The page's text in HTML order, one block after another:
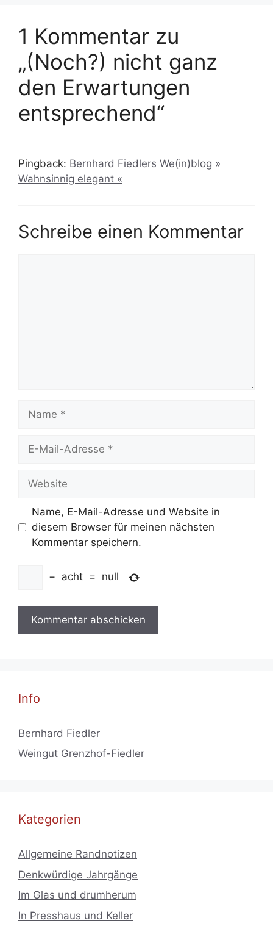
1 Kommentar zu
„(Noch?) nicht ganz
den Erwartungen
entsprechend“
Pingback: Bernhard Fiedlers We(in)blog »
Wahnsinnig elegant «
Schreibe einen Kommentar
Mail-
Name, E-Mail-Adresse und Website in
diesem Browser für meinen nächsten
Kommentar speichern.
− acht = null
Info
Bernhard Fiedler
Weingut Grenzhof-Fiedler
Kategorien
Allgemeine Randnotizen
Denkwürdige Jahrgänge
Im Glas und drumherum
In Presshaus und Keller